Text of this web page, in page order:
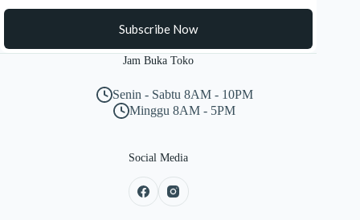
Subscribe Now
Jam Buka Toko
Senin - Sabtu 8AM - 10PM
Minggu 8AM - 5PM
Social Media